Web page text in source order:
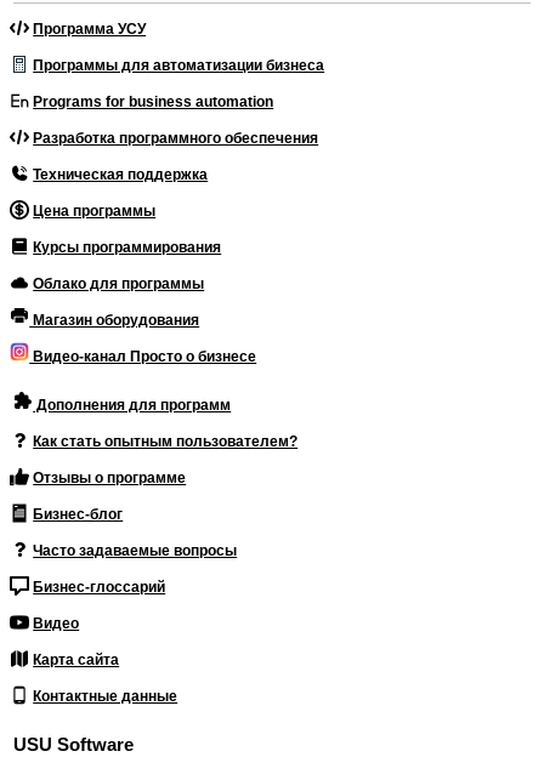
Программа УСУ
Программы для автоматизации бизнеса
Programs for business automation
Разработка программного обеспечения
Техническая поддержка
Цена программы
Курсы программирования
Облако для программы
Магазин оборудования
Видео-канал Просто о бизнесе
Дополнения для программ
Как стать опытным пользователем?
Отзывы о программе
Бизнес-блог
Часто задаваемые вопросы
Бизнес-глоссарий
Видео
Карта сайта
Контактные данные
USU Software